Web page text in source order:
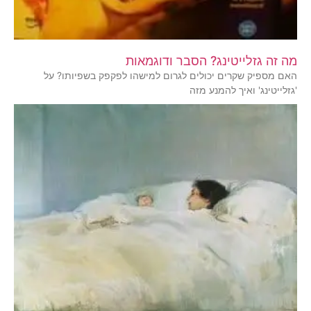
מה זה גזלייטינג? הסבר ודוגמאות
האם מספיק שקרים יכולים לגרום למישהו לפקפק בשפיותו? על
'גזלייטינג' ואיך להמנע מזה